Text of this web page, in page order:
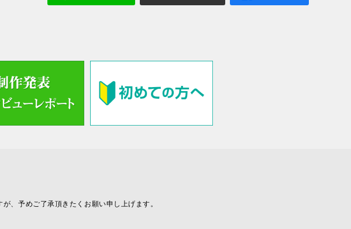
、予めご了承頂きたくお願い申し上げます。